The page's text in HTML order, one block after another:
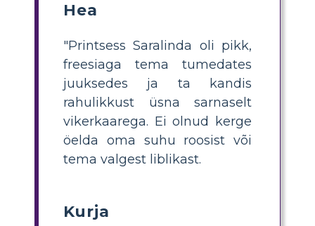
Hea
"Printsess Saralinda oli pikk,
freesiaga tema tumedates
juuksedes ja ta kandis
rahulikkust üsna sarnaselt
vikerkaarega. Ei olnud kerge
öelda oma suhu roosist või
tema valgest liblikast.
Kurja